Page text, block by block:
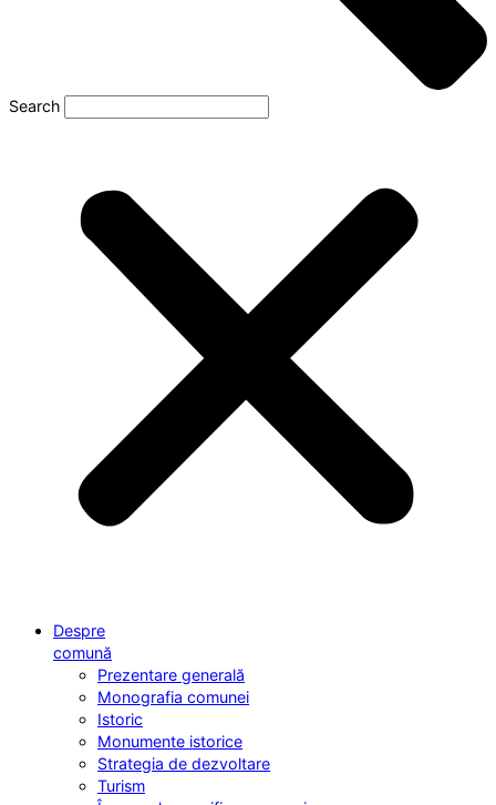
Search
Despre
comună
Prezentare generală
Monografia comunei
Istoric
Monumente istorice
Strategia de dezvoltare
Turism